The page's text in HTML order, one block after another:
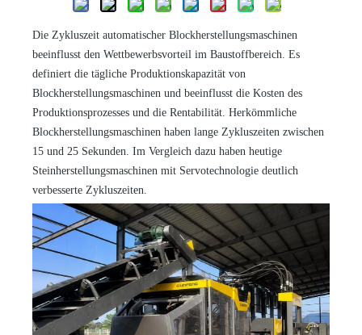
Die Zykluszeit automatischer Blockherstellungsmaschinen
beeinflusst den Wettbewerbsvorteil im Baustoffbereich. Es
definiert die tägliche Produktionskapazität von
Blockherstellungsmaschinen und beeinflusst die Kosten des
Produktionsprozesses und die Rentabilität. Herkömmliche
Blockherstellungsmaschinen haben lange Zykluszeiten zwischen
15 und 25 Sekunden. Im Vergleich dazu haben heutige
Steinherstellungsmaschinen mit Servotechnologie deutlich
verbesserte Zykluszeiten.